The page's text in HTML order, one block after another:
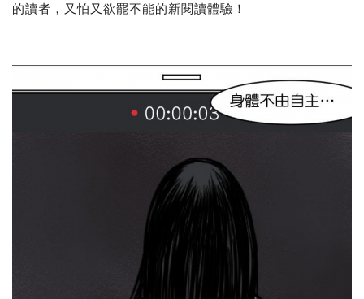
的讀者，又怕又欲罷不能的新閱讀體驗！